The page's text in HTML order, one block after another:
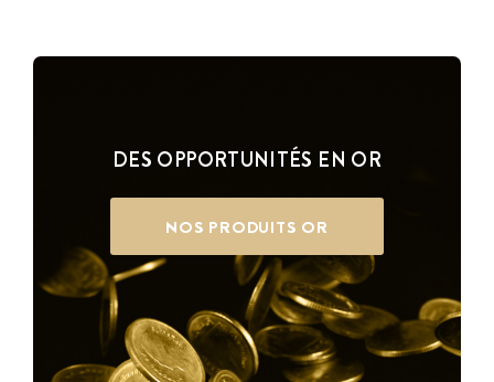
DES OPPORTUNITÉS EN OR
NOS PRODUITS OR